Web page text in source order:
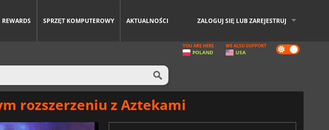
REWARDS SPRZĘT KOMPUTEROWY AKTUALNOŚCI ZALOGUJ SIĘ LUB ZAREJESTRUJ
Dark
mode
YOU ARE HERE
POLAND
WE ALSO SUPPORT
USA
rozszerzeniu z Aztekami